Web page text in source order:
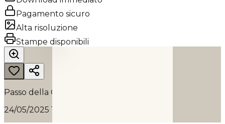
Pagamento sicuro
Alta risoluzione
Stampe disponibili
Passo della Cisa
24/05/2025 15:49